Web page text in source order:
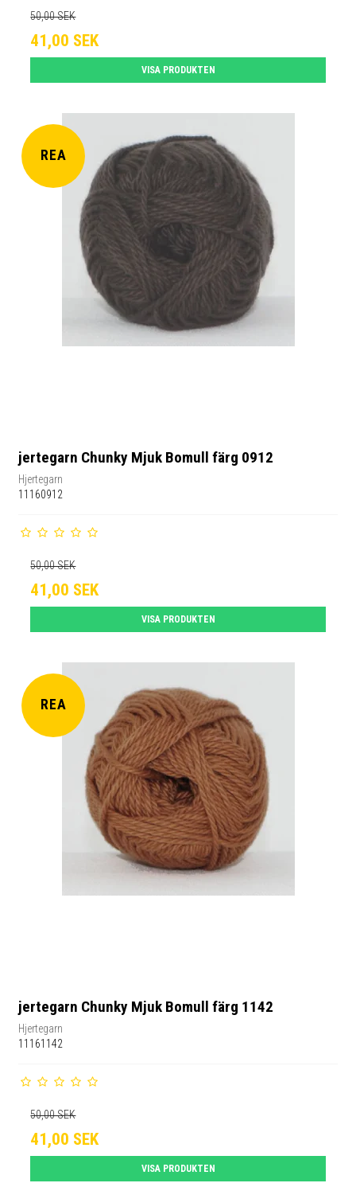
50,00 SEK
41,00 SEK
VISA PRODUKTEN
REA
jertegarn Chunky Mjuk Bomull färg 0912
Hjertegarn
11160912
50,00 SEK
41,00 SEK
VISA PRODUKTEN
REA
jertegarn Chunky Mjuk Bomull färg 1142
Hjertegarn
11161142
50,00 SEK
41,00 SEK
VISA PRODUKTEN